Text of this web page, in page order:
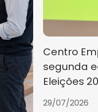
Centro
segunda
Eleições
29/07/2026